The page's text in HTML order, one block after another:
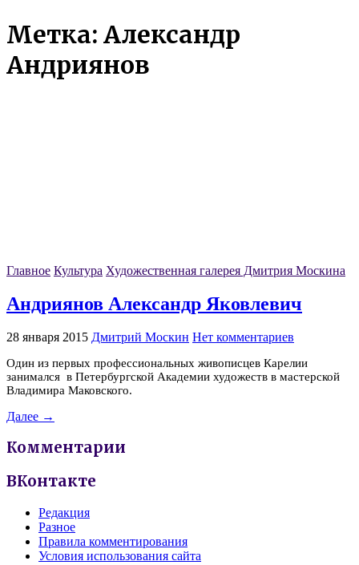
Метка: Александр
Андриянов
Главное Культура Художественная галерея Дмитрия Москина
Андриянов Александр Яковлевич
28 января 2015 Дмитрий Москин Нет комментариев
Один из первых профессиональных живописцев Карелии
занимался в Петербургской Академии художеств в мастерской
Владимира Маковского.
Далее →
Комментарии
ВКонтакте
Редакция
Разное
Правила комментирования
Условия использования сайта